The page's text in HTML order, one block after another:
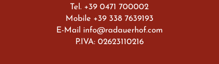
Tel. +39 0471 700002
Mobile +39 338 7639193
E-Mail info@radauerhof.com
P.IVA: 02623110216